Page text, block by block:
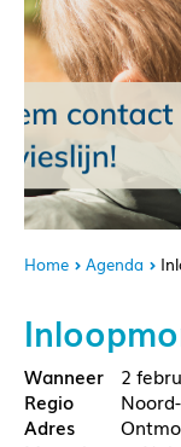
Home Agenda
2